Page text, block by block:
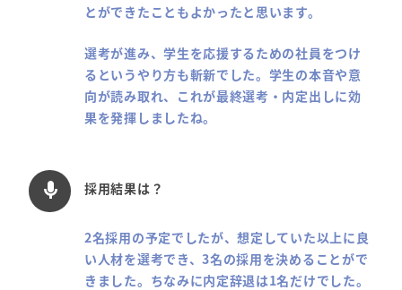
とができたこともよかったと思います。
選考が進み、学生を応援するための社員をつけ
るというやり方も斬新でした。学生の本音や意
向が読み取れ、これが最終選考・内定出しに効
果を発揮しましたね。
mic 採用結果は？
2名採用の予定でしたが、想定していた以上に良
い人材を選考でき、3名の採用を決めることがで
きました。ちなみに内定辞退は1名だけでした。